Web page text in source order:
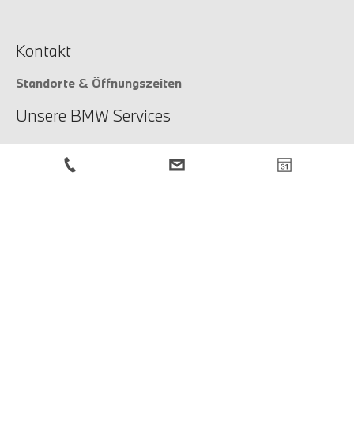
Kontakt
Standorte & Öffnungszeiten
Unsere BMW Services
Unsere Services
Service-Anfrage